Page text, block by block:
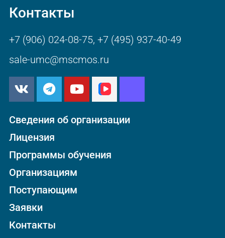
Контакты
+7 (906) 024-08-75, +7 (495) 937-40-49
sale-umc@mscmos.ru
Сведения об организации
Лицензия
Программы обучения
Организациям
Поступающим
Заявки
Контакты